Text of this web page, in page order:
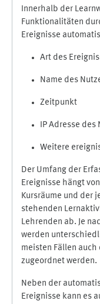
Innerhalb der
Funktionalitäten
Ereignisse
Art des
Name des
Zeitpunkt
IP Adresse des
Weitere
Der Umfang der
Ereignisse hängt
Kursräume und der
stehenden
Lehrenden ab. Je
werden
meisten Fällen
zugeordnet werden.
Neben der
Ereignisse kann es